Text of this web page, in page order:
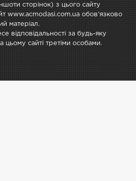
сторінок) з цього сайту
www.acmodasi.com.ua обов'язково
матеріал.
відповідальності за будь-яку
сайті третіми особами.